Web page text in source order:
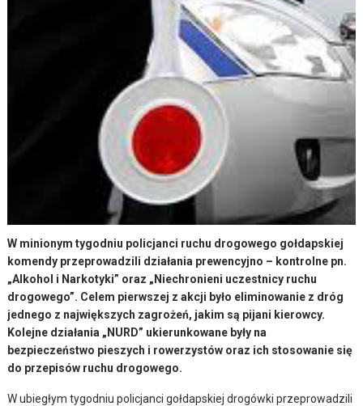
W minionym tygodniu policjanci ruchu drogowego gołdapskiej
komendy przeprowadzili działania prewencyjno – kontrolne pn.
„Alkohol i Narkotyki” oraz „Niechronieni uczestnicy ruchu
drogowego”. Celem pierwszej z akcji było eliminowanie z dróg
jednego z największych zagrożeń, jakim są pijani kierowcy.
Kolejne działania „NURD” ukierunkowane były na
bezpieczeństwo pieszych i rowerzystów oraz ich stosowanie się
do przepisów ruchu drogowego.
W ubiegłym tygodniu policjanci gołdapskiej drogówki przeprowadzili